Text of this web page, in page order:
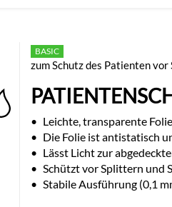
BASIC
zum Schutz des Patienten
• Leichte, transparente
• Die Folie ist antistatisch
• Lässt Licht zur
• Schützt vor Splittern und
• Stabile Ausführung (0,1